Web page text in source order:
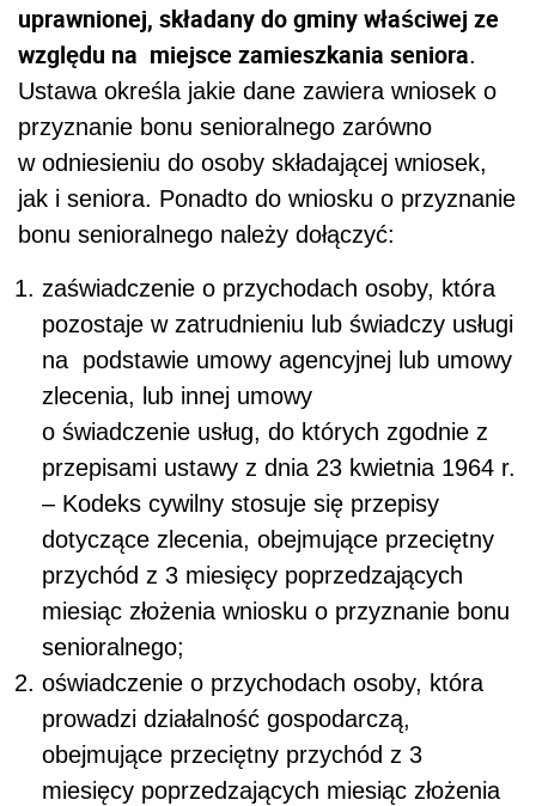
uprawnionej, składany do gminy właściwej ze
względu na miejsce zamieszkania seniora.
Ustawa określa jakie dane zawiera wniosek o
przyznanie bonu senioralnego zarówno
w odniesieniu do osoby składającej wniosek,
jak i seniora. Ponadto do wniosku o przyznanie
bonu senioralnego należy dołączyć:
zaświadczenie o przychodach osoby, która
pozostaje w zatrudnieniu lub świadczy usługi
na podstawie umowy agencyjnej lub umowy
zlecenia, lub innej umowy
o świadczenie usług, do których zgodnie z
przepisami ustawy z dnia 23 kwietnia 1964 r.
– Kodeks cywilny stosuje się przepisy
dotyczące zlecenia, obejmujące przeciętny
przychód z 3 miesięcy poprzedzających
miesiąc złożenia wniosku o przyznanie bonu
senioralnego;
oświadczenie o przychodach osoby, która
prowadzi działalność gospodarczą,
obejmujące przeciętny przychód z 3
miesięcy poprzedzających miesiąc złożenia